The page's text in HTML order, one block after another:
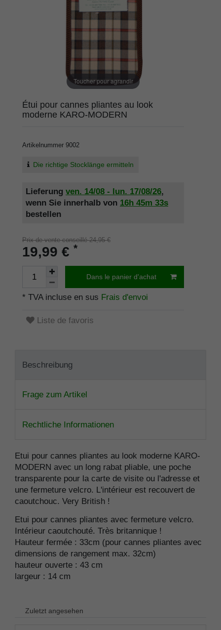
Toucher pour agrandir
Étui pour cannes pliantes au look
moderne KARO-MODERN
Artikelnummer 9002
Die richtige Stocklänge ermitteln
Lieferung ven. 14/08 - lun. 17/08/26,
wenn Sie innerhalb von 16h 45m 33s
bestellen
Prix de vente conseillé 24,95 €
19,99 € *
Dans le panier d'achat
* TVA incluse en sus Frais d'envoi
Liste de favoris
Beschreibung
Frage zum Artikel
Rechtliche Informationen
Etui pour cannes pliantes au look moderne KARO-
MODERN avec un long rabat pliable, une poche
transparente pour la carte de visite ou l'adresse et
une fermeture velcro. L'intérieur est recouvert de
caoutchouc. Very British !
Etui pour cannes pliantes avec fermeture velcro.
Intérieur caoutchouté. Très britannique !
Hauteur fermée : 33cm (pour cannes pliantes avec
dimensions de rangement max. 32cm)
hauteur ouverte : 43 cm
largeur : 14 cm
Zuletzt angesehen